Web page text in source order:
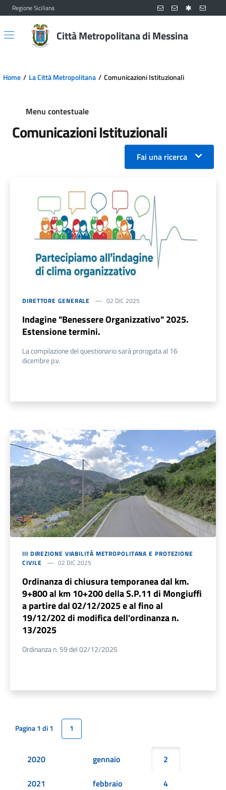
Vai al contenuto principale
Vai al menu principale
Regione Siciliana
Città Metropolitana di Messina
Home La Città Metropolitana Comunicazioni Istituzionali
Menu contestuale
Comunicazioni Istituzionali
Fai una ricerca
DIRETTORE GENERALE 02 DIC 2025
Indagine "Benessere Organizzativo" 2025.
Estensione termini.
La compilazione del questionario sarà prorogata al 16
dicembre p.v.
III DIREZIONE VIABILITÀ METROPOLITANA E PROTEZIONE
CIVILE
02 DIC 2025
Ordinanza di chiusura temporanea dal km.
9+800 al km 10+200 della S.P.11 di Mongiuffi
a partire dal 02/12/2025 e al fino al
19/12/202 di modifica dell'ordinanza n.
13/2025
Ordinanza n. 59 del 02/12/2025
Pagina 1 di 1 1
2020
2021
gennaio
febbraio
2
4